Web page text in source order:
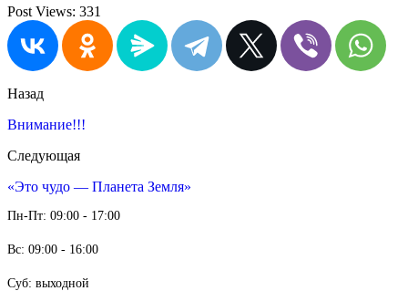
Post Views: 331
Назад
Внимание!!!
Следующая
«Это чудо — Планета Земля»
Пн-Пт: 09:00 - 17:00
Вс: 09:00 - 16:00
Суб: выходной